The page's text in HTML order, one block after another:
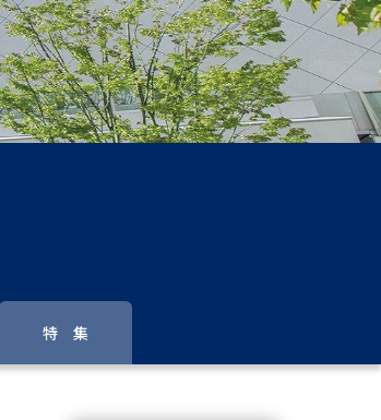
連、塾・予備校
学校卒業程度認定試験
大学検索
特 集